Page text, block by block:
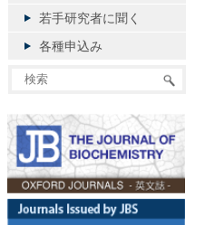
若手研究者に聞く
各種申込み